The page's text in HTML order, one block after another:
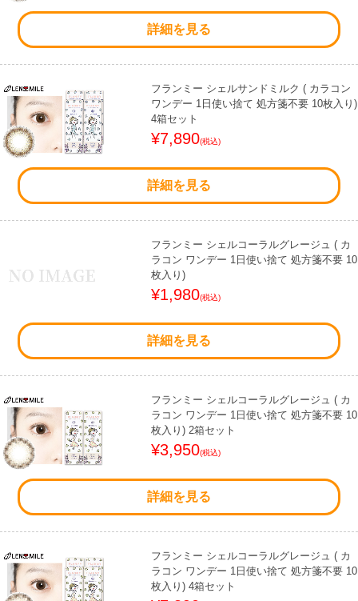
詳細を見る
フランミー シェルサンドミルク ( カラコン
ワンデー 1日使い捨て 処方箋不要 10枚入り)
4箱セット
¥7,890(税込)
詳細を見る
フランミー シェルコーラルグレージュ ( カ
ラコン ワンデー 1日使い捨て 処方箋不要 10
枚入り)
¥1,980(税込)
詳細を見る
フランミー シェルコーラルグレージュ ( カ
ラコン ワンデー 1日使い捨て 処方箋不要 10
枚入り) 2箱セット
¥3,950(税込)
詳細を見る
フランミー シェルコーラルグレージュ ( カ
ラコン ワンデー 1日使い捨て 処方箋不要 10
枚入り) 4箱セット